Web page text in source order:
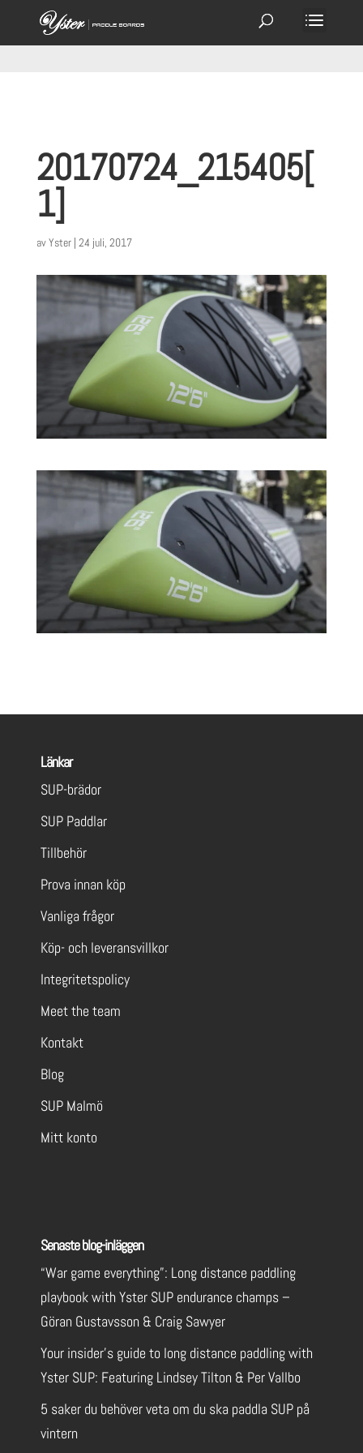
20170724_215405[
1]
avYster| 24 juli, 2017
Länkar
SUP-brädor
SUP Paddlar
Tillbehör
Prova innan köp
Vanliga frågor
Köp- och leveransvillkor
Integritetspolicy
Meet the team
Kontakt
Blog
SUP Malmö
Mitt konto
Senaste blog-inläggen
“War game everything”: Long distance paddling
playbook with Yster SUP endurance champs –
Göran Gustavsson & Craig Sawyer
Your insider’s guide to long distance paddling with
Yster SUP: Featuring Lindsey Tilton & Per Vallbo
5 saker du behöver veta om du ska paddla SUP på
vintern